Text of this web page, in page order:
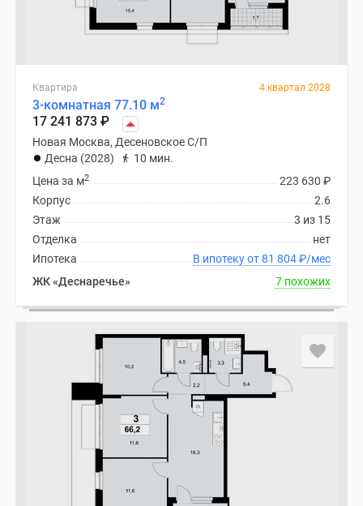
Квартира 4 квартал 2028
3-комнатная 77.10 м2
17 241 873 ₽
Новая Москва, Десеновское С/П
Десна (2028)
10 мин.
223 630 ₽
Цена за м2
2.6
Корпус
3 из 15
Этаж
нет
Отделка
В ипотеку от 81 804₽/мес
Ипотека
ЖК «Деснаречье»
7 похожих